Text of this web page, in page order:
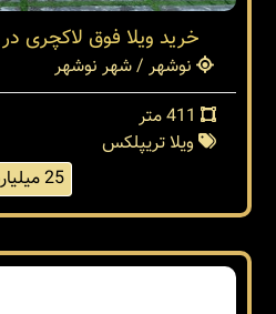
خرید ویلا فوق لاکچری
نوشهر / شهر نوشهر
ویلا تریپلکس
25 میلیارد